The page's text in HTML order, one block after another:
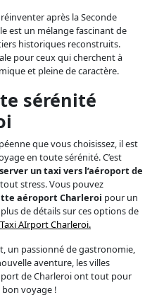
après la Seconde
est un mélange fascinant de
historiques reconstruits.
pour ceux qui cherchent à
et pleine de caractère.
sérénité
que vous choisissez, il est
en toute sérénité. C’est
un taxi vers l’aéroport de
stress. Vous pouvez
aéroport Charleroi pour un
de détails sur ces options de
Taxi AIrport Charleroi.
un passionné de gastronomie,
aventure, les villes
de Charleroi ont tout pour
bon voyage !